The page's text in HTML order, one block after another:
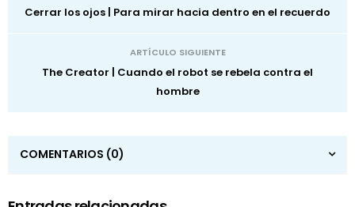
Cerrar los ojos | Para mirar hacia dentro en el recuerdo
ARTÍCULO SIGUIENTE
The Creator | Cuando el robot se rebela contra el
hombre
COMENTARIOS (0)